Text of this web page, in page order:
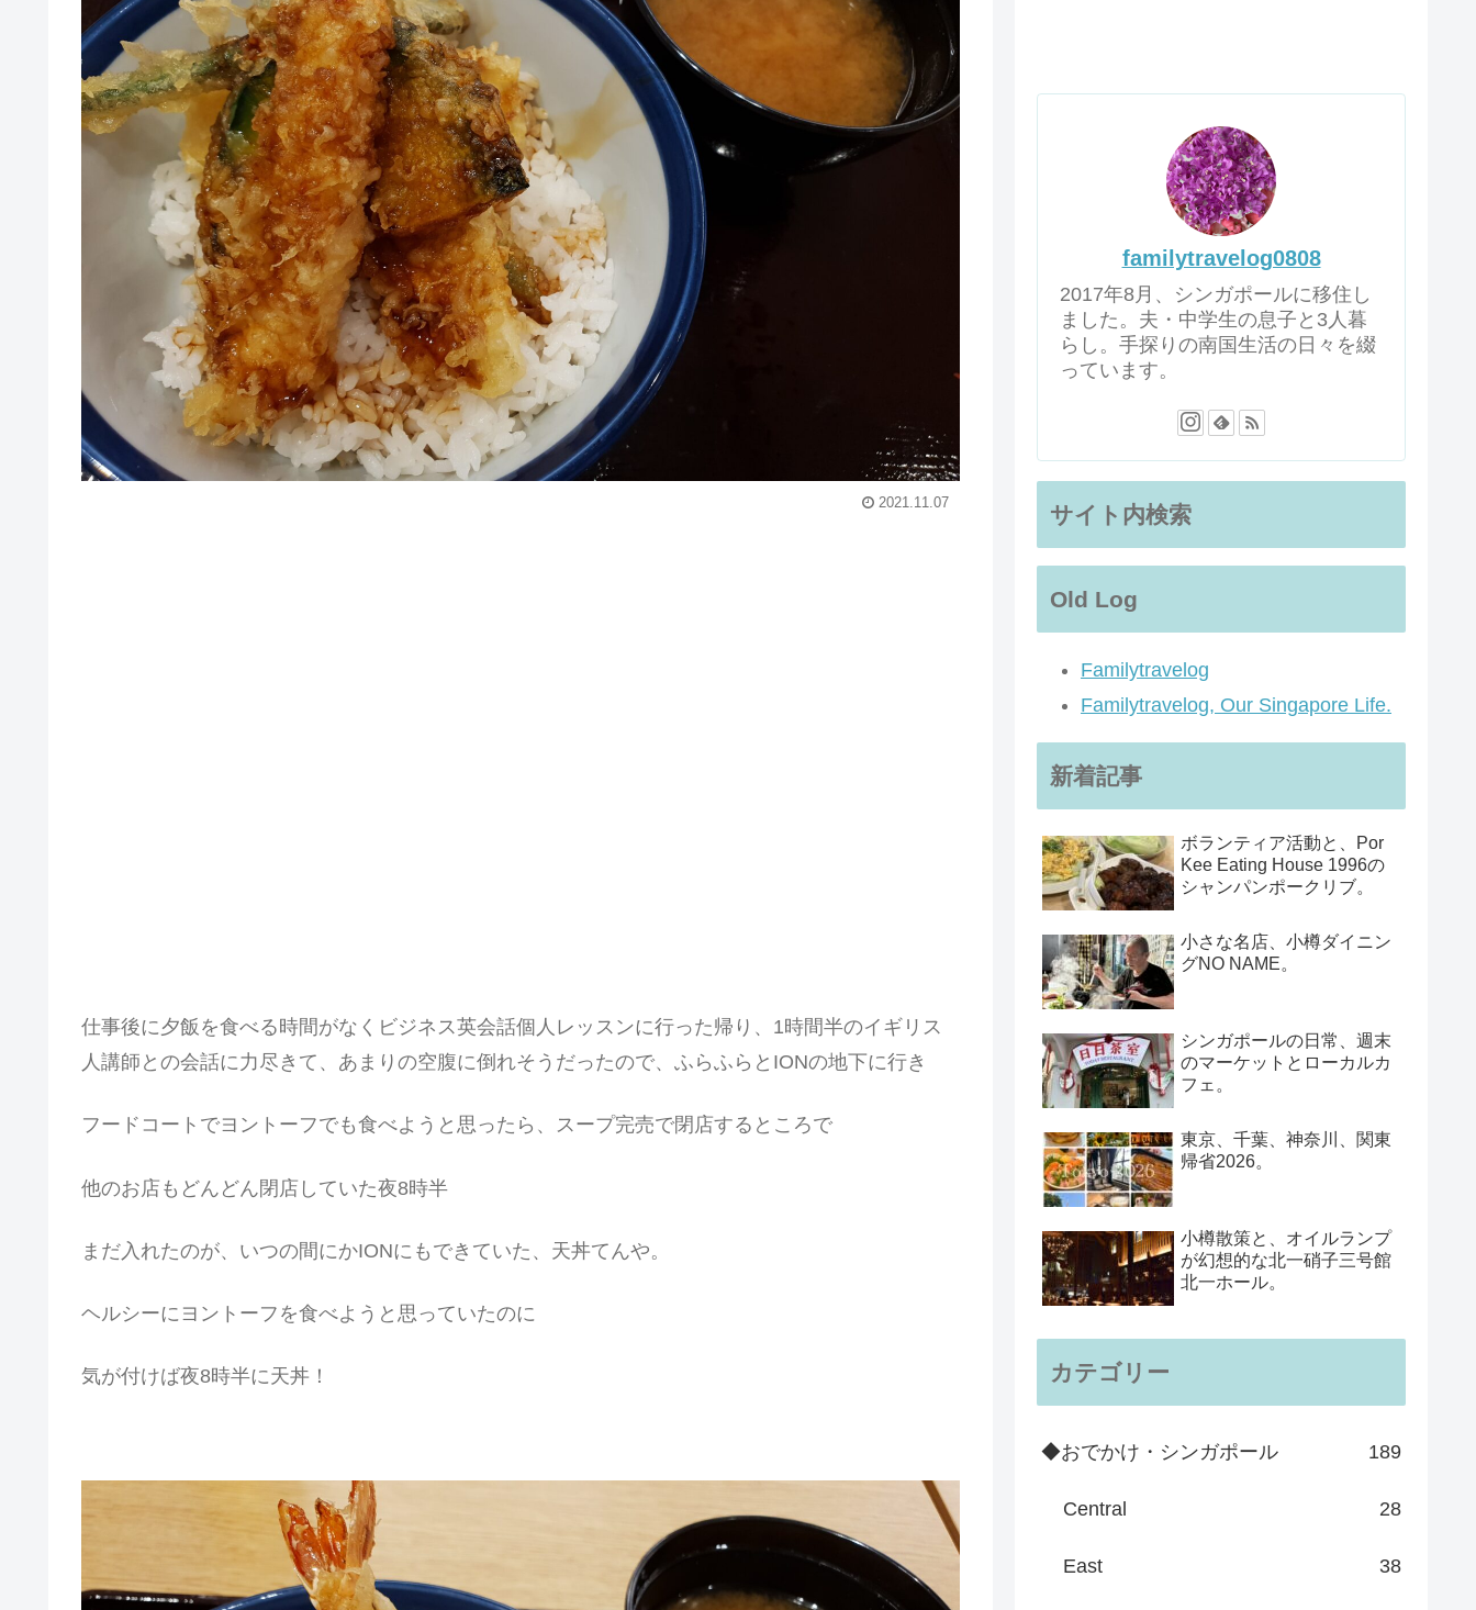
2021.11.07
仕事後に夕飯を食べる時間がなくビジネス英会話個人レッスンに行った帰り、1時間半のイギリス
人講師との会話に力尽きて、あまりの空腹に倒れそうだったので、ふらふらとIONの地下に行き
フードコートでヨントーフでも食べようと思ったら、スープ完売で閉店するところで
他のお店もどんどん閉店していた夜8時半
まだ入れたのが、いつの間にかIONにもできていた、天丼てんや。
ヘルシーにヨントーフを食べようと思っていたのに
気が付けば夜8時半に天丼！
familytravelog0808
2017年8月、シンガポールに移住し
ました。夫・中学生の息子と3人暮
らし。手探りの南国生活の日々を綴
っています。
サイト内検索
Old Log
Familytravelog
Familytravelog, Our Singapore Life.
新着記事
ボランティア活動と、Por
Kee Eating House 1996の
シャンパンポークリブ。
小さな名店、小樽ダイニン
グNO NAME。
シンガポールの日常、週末
のマーケットとローカルカ
フェ。
東京、千葉、神奈川、関東
帰省2026。
小樽散策と、オイルランプ
が幻想的な北一硝子三号館
北一ホール。
カテゴリー
◆おでかけ・シンガポール 189
Central 28
East 38